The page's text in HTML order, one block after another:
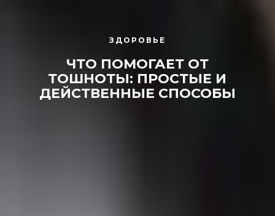
ЗДОРОВЬЕ
ЧТО ПОМОГАЕТ ОТ
ТОШНОТЫ: ПРОСТЫЕ И
ДЕЙСТВЕННЫЕ СПОСОБЫ